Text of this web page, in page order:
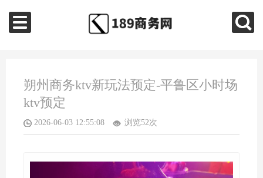
朔州商务ktv新玩法预定-平鲁区小时场
ktv预定
2026-06-03 12:55:08 浏览52次